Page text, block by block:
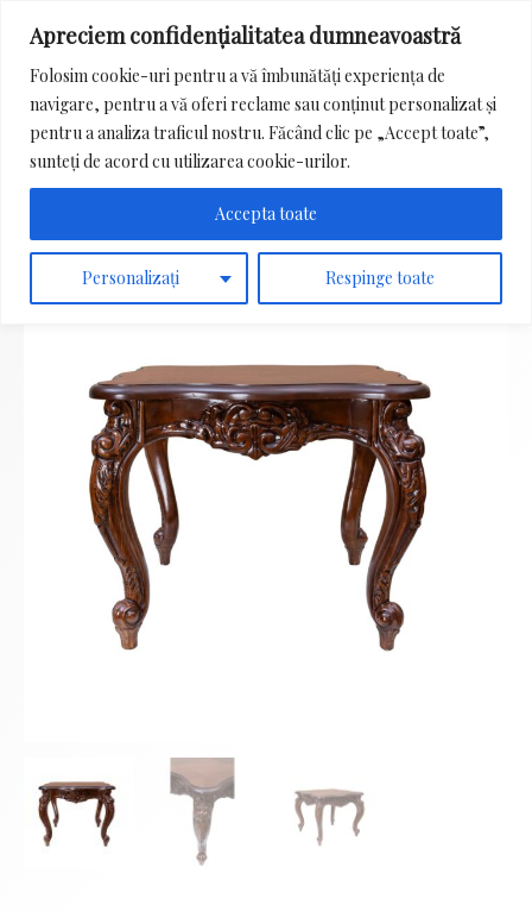
Apreciem confidențialitatea dumneavoastră
Folosim cookie-uri pentru a vă îmbunătăți experiența de
navigare, pentru a vă oferi reclame sau conținut personalizat și
pentru a analiza traficul nostru. Făcând clic pe „Accept toate”,
sunteți de acord cu utilizarea cookie-urilor.
Personalizați Respinge toate
Accepta toate
Menu
Search
for: